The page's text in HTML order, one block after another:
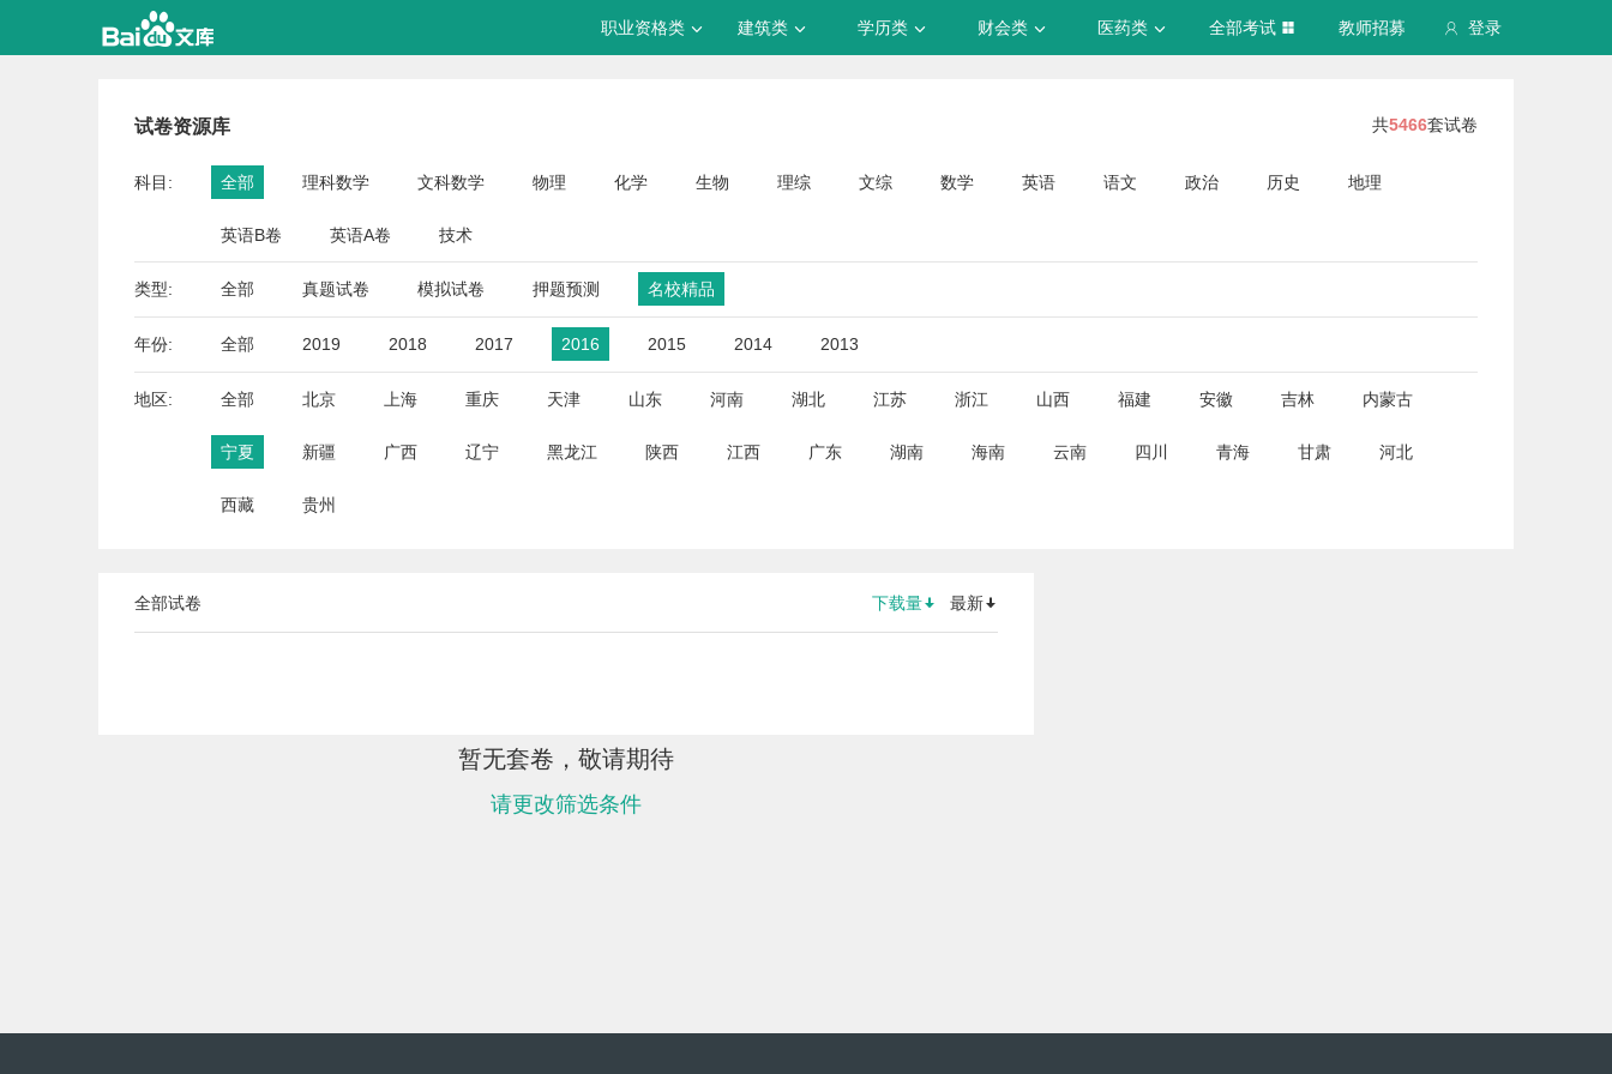
登录
职业资格类 建筑类 学历类 财会类 医药类 全部考试 教师招募
试卷资源库 共5466套试卷
科目: 全部 理科数学 文科数学 物理 化学 生物 理综 文综 数学 英语 语文 政治 历史 地理
英语B卷 英语A卷 技术
类型: 全部 真题试卷 模拟试卷 押题预测 名校精品
年份: 全部 2019 2018 2017 2016 2015 2014 2013
地区: 全部 北京 上海 重庆 天津 山东 河南 湖北 江苏 浙江 山西 福建 安徽 吉林 内蒙古
宁夏 新疆 广西 辽宁 黑龙江 陕西 江西 广东 湖南 海南 云南 四川 青海 甘肃 河北
西藏 贵州
全部试卷 下载量 最新
暂无套卷，敬请期待
请更改筛选条件